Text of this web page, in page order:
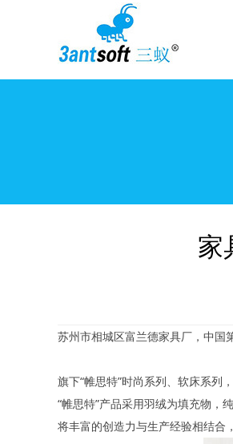
家
苏州市相城区富兰德家具厂，中国
旗下“帷思特”时尚系列、软床系列
“帷思特”产品采用羽绒为填充物，
将丰富的创造力与生产经验相结合